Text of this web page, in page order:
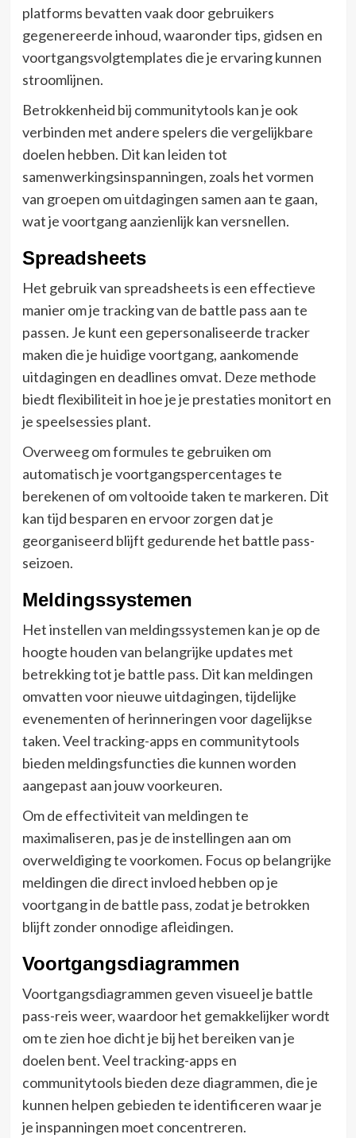
platforms bevatten vaak door gebruikers
gegenereerde inhoud, waaronder tips, gidsen en
voortgangsvolgtemplates die je ervaring kunnen
stroomlijnen.
Betrokkenheid bij communitytools kan je ook
verbinden met andere spelers die vergelijkbare
doelen hebben. Dit kan leiden tot
samenwerkingsinspanningen, zoals het vormen
van groepen om uitdagingen samen aan te gaan,
wat je voortgang aanzienlijk kan versnellen.
Spreadsheets
Het gebruik van spreadsheets is een effectieve
manier om je tracking van de battle pass aan te
passen. Je kunt een gepersonaliseerde tracker
maken die je huidige voortgang, aankomende
uitdagingen en deadlines omvat. Deze methode
biedt flexibiliteit in hoe je je prestaties monitort en
je speelsessies plant.
Overweeg om formules te gebruiken om
automatisch je voortgangspercentages te
berekenen of om voltooide taken te markeren. Dit
kan tijd besparen en ervoor zorgen dat je
georganiseerd blijft gedurende het battle pass-
seizoen.
Meldingssystemen
Het instellen van meldingssystemen kan je op de
hoogte houden van belangrijke updates met
betrekking tot je battle pass. Dit kan meldingen
omvatten voor nieuwe uitdagingen, tijdelijke
evenementen of herinneringen voor dagelijkse
taken. Veel tracking-apps en communitytools
bieden meldingsfuncties die kunnen worden
aangepast aan jouw voorkeuren.
Om de effectiviteit van meldingen te
maximaliseren, pas je de instellingen aan om
overweldiging te voorkomen. Focus op belangrijke
meldingen die direct invloed hebben op je
voortgang in de battle pass, zodat je betrokken
blijft zonder onnodige afleidingen.
Voortgangsdiagrammen
Voortgangsdiagrammen geven visueel je battle
pass-reis weer, waardoor het gemakkelijker wordt
om te zien hoe dicht je bij het bereiken van je
doelen bent. Veel tracking-apps en
communitytools bieden deze diagrammen, die je
kunnen helpen gebieden te identificeren waar je
je inspanningen moet concentreren.